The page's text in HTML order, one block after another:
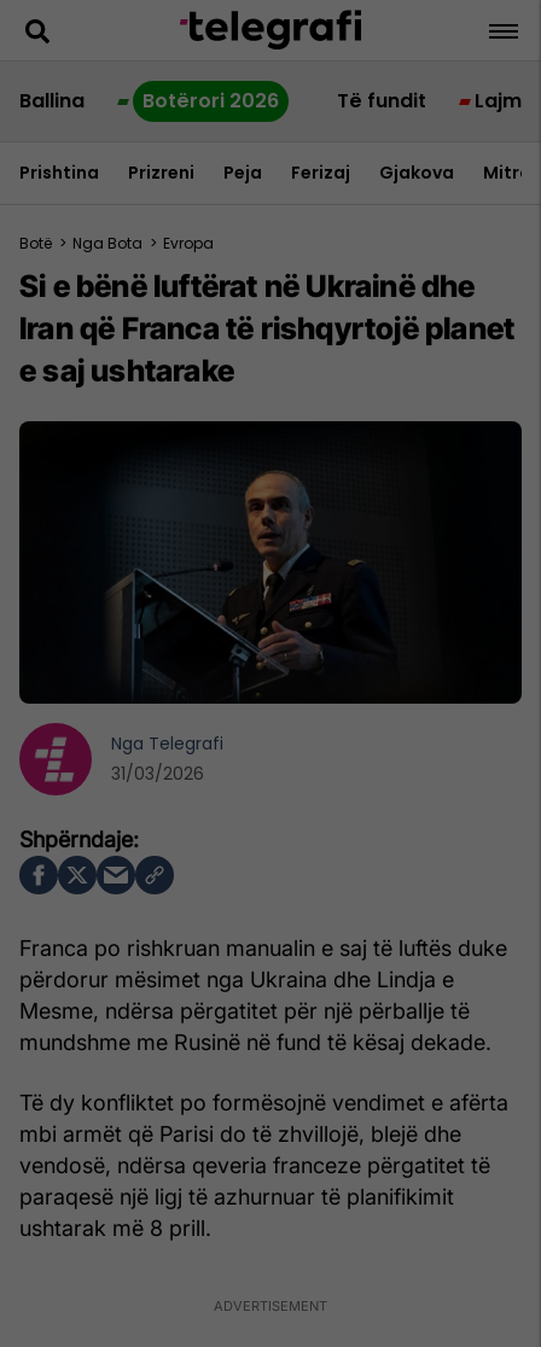
Ballina Botërori 2026 Të fundit Lajme
Prishtina Prizreni Peja Ferizaj Gjakova
Botë > Nga Bota > Evropa
Si e bënë luftërat në Ukrainë dhe
Iran që Franca të rishqyrtojë planet
e saj ushtarake
Franca po rishkruan manualin e saj të luftës duke
përdorur mësimet nga Ukraina dhe Lindja e
Mesme, ndërsa përgatitet për një përballje të
mundshme me Rusinë në fund të kësaj dekade.
Të dy konfliktet po formësojnë vendimet e afërta
mbi armët që Parisi do të zhvillojë, blejë dhe
vendosë, ndërsa qeveria franceze përgatitet të
paraqesë një ligj të azhurnuar të planifikimit
ushtarak më 8 prill.
Nga Telegrafi
31/03/2026